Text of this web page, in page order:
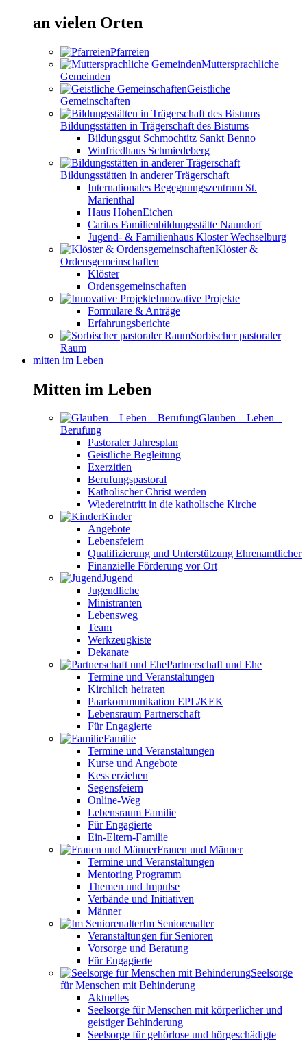
an vielen Orten
Pfarreien
Muttersprachliche
Gemeinden
Geistliche
Gemeinschaften
Bildungsstätten in Trägerschaft des Bistums
Bildungsgut Schmochtitz Sankt Benno
Winfriedhaus Schmiedeberg
Bildungsstätten in anderer Trägerschaft
Internationales Begegnungszentrum St.
Marienthal
Haus HohenEichen
Caritas Familienbildungsstätte Naundorf
Jugend- & Familienhaus Kloster Wechselburg
Klöster &
Ordensgemeinschaften
Klöster
Ordensgemeinschaften
Innovative Projekte
Formulare & Anträge
Erfahrungsberichte
Sorbischer pastoraler
Raum
mitten im Leben
Mitten im Leben
Glauben – Leben –
Berufung
Pastoraler Jahresplan
Geistliche Begleitung
Exerzitien
Berufungspastoral
Katholischer Christ werden
Wiedereintritt in die katholische Kirche
Kinder
Angebote
Lebensfeiern
Qualifizierung und Unterstützung Ehrenamtlicher
Finanzielle Förderung vor Ort
Jugend
Jugendliche
Ministranten
Lebensweg
Team
Werkzeugkiste
Dekanate
Partnerschaft und Ehe
Termine und Veranstaltungen
Kirchlich heiraten
Paarkommunikation EPL/KEK
Lebensraum Partnerschaft
Für Engagierte
Familie
Termine und Veranstaltungen
Kurse und Angebote
Kess erziehen
Segensfeiern
Online-Weg
Lebensraum Familie
Für Engagierte
Ein-Eltern-Familie
Frauen und Männer
Termine und Veranstaltungen
Mentoring Programm
Themen und Impulse
Verbände und Initiativen
Männer
Im Seniorenalter
Veranstaltungen für Senioren
Vorsorge und Beratung
Für Engagierte
Seelsorge
für Menschen mit Behinderung
Aktuelles
Seelsorge für Menschen mit körperlicher und
geistiger Behinderung
Seelsorge für gehörlose und hörgeschädigte